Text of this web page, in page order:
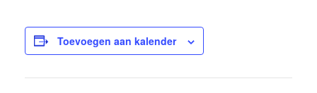
Toevoegen aan kalender